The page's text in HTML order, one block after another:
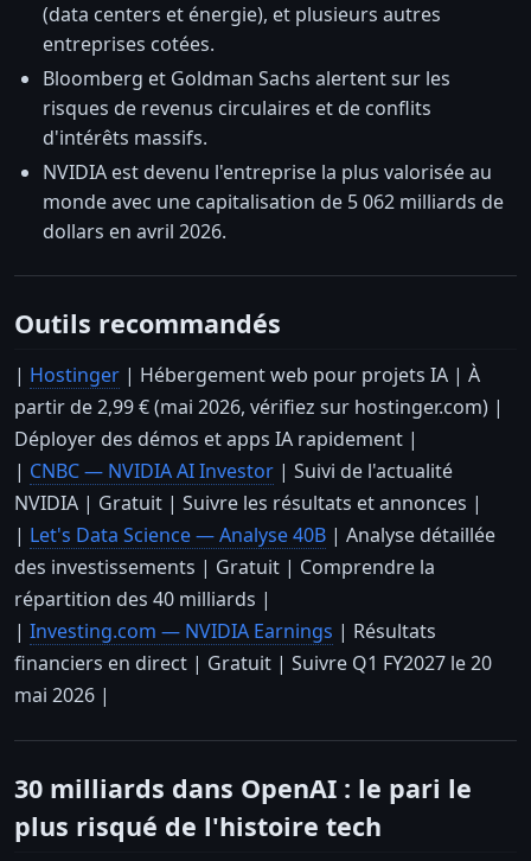
(data centers et énergie), et plusieurs autres
entreprises cotées.
Bloomberg et Goldman Sachs alertent sur les
risques de revenus circulaires et de conflits
d'intérêts massifs.
NVIDIA est devenu l'entreprise la plus valorisée au
monde avec une capitalisation de 5 062 milliards de
dollars en avril 2026.
Outils recommandés
| Hostinger | Hébergement web pour projets IA | À
partir de 2,99 € (mai 2026, vérifiez sur hostinger.com) |
Déployer des démos et apps IA rapidement |
| CNBC — NVIDIA AI Investor | Suivi de l'actualité
NVIDIA | Gratuit | Suivre les résultats et annonces |
| Let's Data Science — Analyse 40B | Analyse détaillée
des investissements | Gratuit | Comprendre la
répartition des 40 milliards |
| Investing.com — NVIDIA Earnings | Résultats
financiers en direct | Gratuit | Suivre Q1 FY2027 le 20
mai 2026 |
30 milliards dans OpenAI : le pari le
plus risqué de l'histoire tech